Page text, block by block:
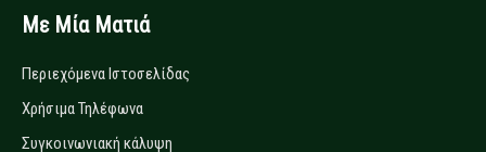
Με Μία Ματιά
Περιεχόμενα Ιστοσελίδας
Χρήσιμα Τηλέφωνα
Συγκοινωνιακή κάλυψη